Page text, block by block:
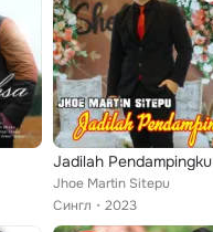
Jadilah Pendampingku
Jhoe Martin Sitepu
Сингл
2023